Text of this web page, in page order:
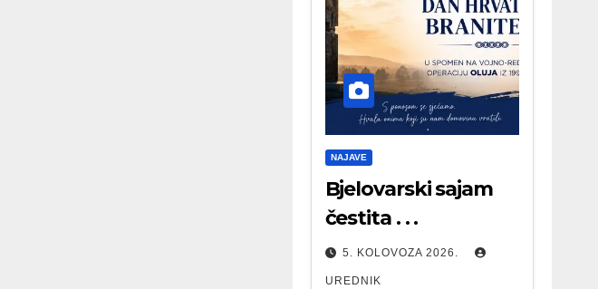
NAJAVE
Bjelovarski sajam
čestita . . .
5. KOLOVOZA 2026.
UREDNIK